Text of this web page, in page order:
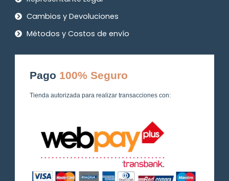
Cambios y Devoluciones
Métodos y Costos de envío
Pago 100% Seguro
Tienda autorizada para realizar transacciones con: